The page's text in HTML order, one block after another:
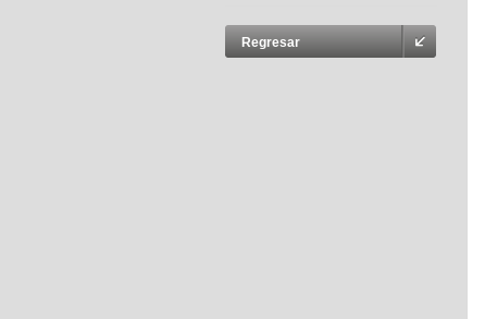
Regresar